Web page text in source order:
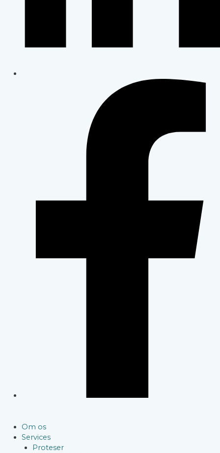
Om os
Services
Proteser